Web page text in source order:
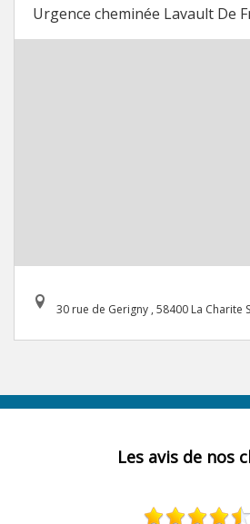
Urgence cheminée Lavault De
30 rue de Gerigny , 58400 La Charite
Les avis de nos